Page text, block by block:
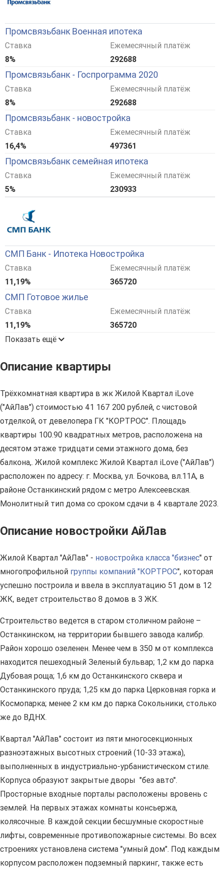
Промсвязьбанк Военная ипотека
Ставка
8%
Ежемесячный платёж
292688
Промсвязьбанк - Госпрограмма 2020
Ставка
8%
Ежемесячный платёж
292688
Промсвязьбанк - новостройка
Ставка
16,4%
Ежемесячный платёж
497361
Промсвязьбанк семейная ипотека
Ставка
5%
Ежемесячный платёж
230933
СМП Банк - Ипотека Новостройка
Ставка
11,19%
Ежемесячный платёж
365720
СМП Готовое жилье
Ставка
11,19%
Ежемесячный платёж
365720
Показать ещё
Описание квартиры
Трёхкомнатная квартира в жк Жилой Квартал iLove
("АйЛав") стоимостью 41 167 200 рублей, с чистовой
отделкой, от девелопера ГК "КОРТРОС". Площадь
квартиры 100.90 квадратных метров, расположена на
десятом этаже тридцати семи этажного дома, без
балкона,. Жилой комплекс Жилой Квартал iLove ("АйЛав")
расположен по адресу: г. Москва, ул. Бочкова, вл.11А, в
районе Останкинский рядом с метро Алексеевская.
Монолитный тип дома со сроком сдачи в 4 квартале 2023.
Описание новостройки АйЛав
Жилой Квартал "АйЛав" - новостройка класса "бизнес" от
многопрофильной группы компаний "КОРТРОС", которая
успешно построила и ввела в эксплуатацию 51 дом в 12
ЖК, ведет строительство 8 домов в 3 ЖК.
Строительство ведется в старом столичном районе –
Останкинском, на территории бывшего завода калибр.
Район хорошо озеленен. Менее чем в 350 м от комплекса
находится пешеходный Зеленый бульвар; 1,2 км до парка
Дубовая роща; 1,6 км до Останкинского сквера и
Останкинского пруда; 1,25 км до парка Церковная горка и
Космопарка; менее 2 км км до парка Сокольники, столько
же до ВДНХ.
Квартал "АйЛав" состоит из пяти многосекционных
разноэтажных высотных строений (10-33 этажа),
выполненных в индустриально-урбанистическом стиле.
Корпуса образуют закрытые дворы "без авто".
Просторные входные порталы расположены вровень с
землей. На первых этажах комнаты консьержа,
колясочные. В каждой секции бесшумные скоростные
лифты, современные противопожарные системы. Во всех
строениях установлена система "умный дом". Под каждым
корпусом расположен подземный паркинг, также есть